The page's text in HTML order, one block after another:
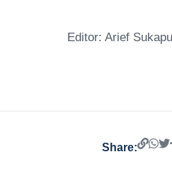
Editor: Arief
Share: